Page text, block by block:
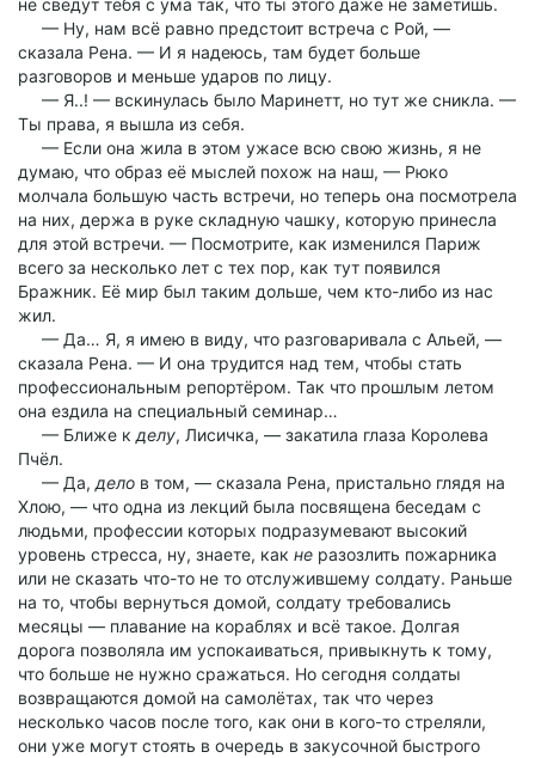
не сведут тебя с ума так, что ты этого даже не заметишь.
— Ну, нам всё равно предстоит встреча с Рой, —
сказала Рена. — И я надеюсь, там будет больше
разговоров и меньше ударов по лицу.
— Я..! — вскинулась было Маринетт, но тут же сникла. —
Ты права, я вышла из себя.
— Если она жила в этом ужасе всю свою жизнь, я не
думаю, что образ её мыслей похож на наш, — Рюко
молчала большую часть встречи, но теперь она посмотрела
на них, держа в руке складную чашку, которую принесла
для этой встречи. — Посмотрите, как изменился Париж
всего за несколько лет с тех пор, как тут появился
Бражник. Её мир был таким дольше, чем кто-либо из нас
жил.
— Да… Я, я имею в виду, что разговаривала с Альей, —
сказала Рена. — И она трудится над тем, чтобы стать
профессиональным репортёром. Так что прошлым летом
она ездила на специальный семинар…
— Ближе к делу, Лисичка, — закатила глаза Королева
Пчёл.
— Да, дело в том, — сказала Рена, пристально глядя на
Хлою, — что одна из лекций была посвящена беседам с
людьми, профессии которых подразумевают высокий
уровень стресса, ну, знаете, как не разозлить пожарника
или не сказать что-то не то отслужившему солдату. Раньше
на то, чтобы вернуться домой, солдату требовались
месяцы — плавание на кораблях и всё такое. Долгая
дорога позволяла им успокаиваться, привыкнуть к тому,
что больше не нужно сражаться. Но сегодня солдаты
возвращаются домой на самолётах, так что через
несколько часов после того, как они в кого-то стреляли,
они уже могут стоять в очередь в закусочной быстрого